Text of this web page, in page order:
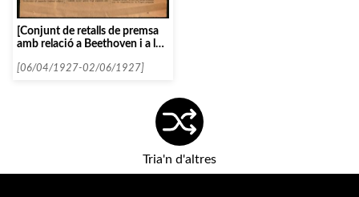
[Conjunt de retalls de premsa
amb relació a Beethoven i a la
mort]
[06/04/1927-02/06/1927]
Tria'n d'altres